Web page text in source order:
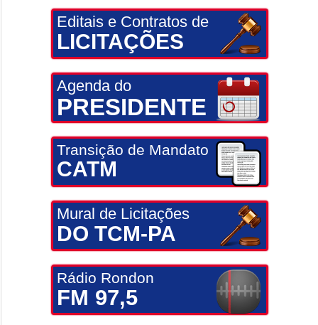
Editais e Contratos de
LICITAÇÕES
Agenda do
PRESIDENTE
Transição de Mandato
CATM
Mural de Licitações
DO TCM-PA
Rádio Rondon
FM 97,5